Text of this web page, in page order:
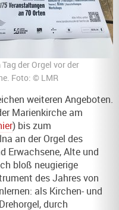
der Orgel vor der
Foto: © LMR
weiteren Angeboten.
Marienkirche am
) bis zum
an der Orgel des
Erwachsene, Alte und
bloß neugierige
des Jahres von
als Kirchen- und
durch